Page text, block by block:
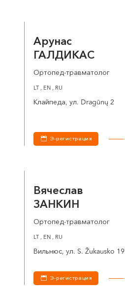
Арунас
ГАЛДИКАС
Ортопед-травматолог
LT , EN , RU
Клайпеда, ул. Dragūnų 2
Э-регистрация
Вячеслав
ЗАНКИН
Ортопед-травматолог
LT , EN , RU
Вильнюс, ул. S. Žukausko 19
Э-регистрация